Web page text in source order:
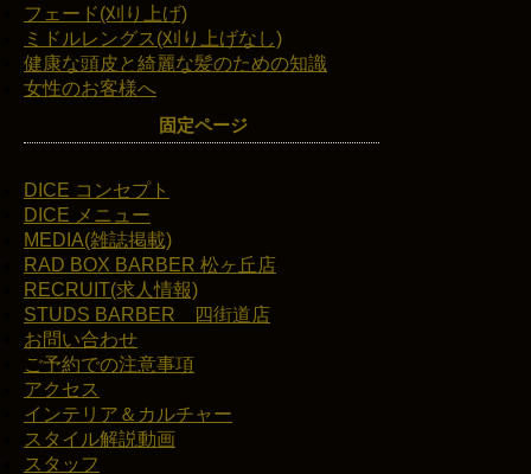
フェード(刈り上げ)
ミドルレングス(刈り上げなし)
健康な頭皮と綺麗な髪のための知識
女性のお客様へ
固定ページ
DICE コンセプト
DICE メニュー
MEDIA(雑誌掲載)
RAD BOX BARBER 松ヶ丘店
RECRUIT(求人情報)
STUDS BARBER 四街道店
お問い合わせ
ご予約での注意事項
アクセス
インテリア＆カルチャー
スタイル解説動画
スタッフ